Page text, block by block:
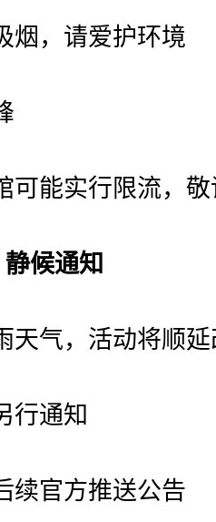
，请爱护环境
能实行限流，敬
静候通知
气，活动将顺延
通知
官方推送公告